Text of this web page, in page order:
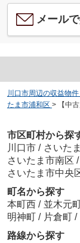
メール
川口市周辺の収益物
たま市浦和区 > 【中
市区町村から探
川口市 / さいた
さいたま市南区 /
さいたま市中央
町名から探す
本町西 / 並木元
明神町 / 片倉町 /
路線から探す